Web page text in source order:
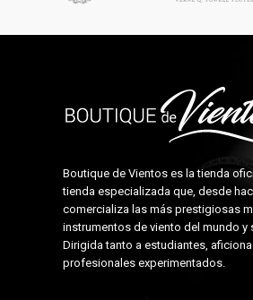
Boutique de Vientos es la tienda
tienda especializada que, desde
comercializa las más prestigiosas
instrumentos de viento del mundo y
Dirigida tanto a estudiantes,
profesionales experimentados.